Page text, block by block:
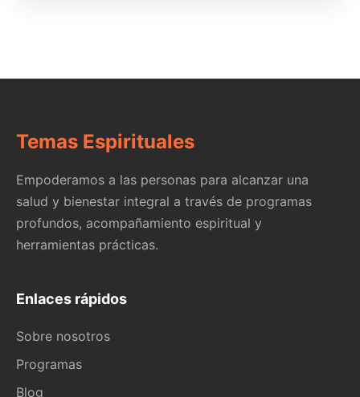
Temas Espirituales
Empoderamos a las personas para alcanzar una
salud y bienestar integral a través de programas
profundos, acompañamiento espiritual y
herramientas prácticas.
Enlaces rápidos
Sobre nosotros
Programas
Blog